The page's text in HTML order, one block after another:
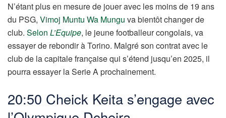
N’étant plus en mesure de jouer avec les moins de 19 ans
du PSG, Vimoj Muntu Wa Mungu va bientôt changer de
club. Selon L’Equipe, le jeune footballeur congolais, va
essayer de rebondir à Torino. Malgré son contrat avec le
club de la capitale française qui s’étend jusqu’en 2025, il
pourra essayer la Serie A prochainement.
20:50 Cheick Keita s’engage avec